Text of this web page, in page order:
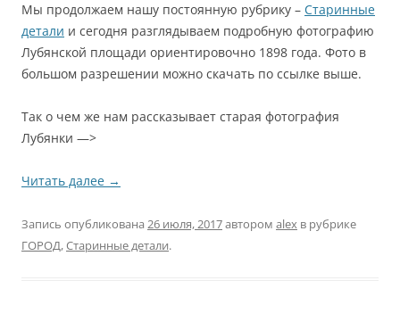
Мы продолжаем нашу постоянную рубрику – Старинные
детали и сегодня разглядываем подробную фотографию
Лубянской площади ориентировочно 1898 года. Фото в
большом разрешении можно скачать по ссылке выше.
Так о чем же нам рассказывает старая фотография
Лубянки —>
Читать далее →
Запись опубликована 26 июля, 2017автором alex в рубрике
ГОРОД,Старинные детали.